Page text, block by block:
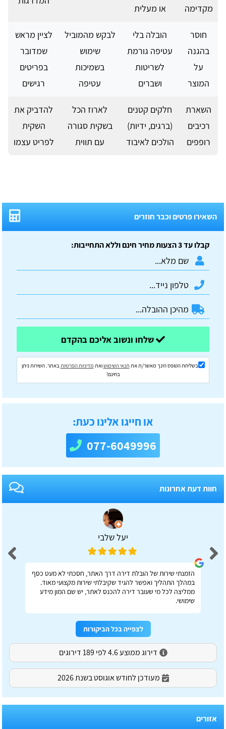
מקדימה או מעלית
חוסר
בהגנה
על
המוצר
הובלה בלי
עטיפה גורמת
לשריטות
ושברים
לבקש מהמוביל
שימוש
בשמיכות
עטיפה
לציין מראש
שמדובר
בפריטים
רגישים
השארת
רכיבים
רופפים
חלקים קטנים
(ברגים, ידיות)
הולכים לאיבוד
לארוז הכל
בשקית סגורה
עם תווית
להדביק את
השקית
לפריט עצמו
השאירו פרטים וכבר חוזרים
קבלו עד 3 הצעות מחיר חינם וללא התחייבות:
בשליחת הטופס הינך מאשר/ת את תנאי השימושואת מדיניות הפרטיותבאתר. השירות ניתן
בחינם!
או חייגו אלינו כעת:
077-6049996
חוות דעת אחרונות
יעל שלבי
הזמנתי שירות של הובלת דירה דרך האתר, חסכתי לא מעט כסף
במהלך התהליך ואפשר להגיד שקיבלתי שירות מקצועי מאוד.
ממליצה לכל מי שעובר דירה להכנס לאתר, יש שם המון מידע
שימושי.
לצפייה בכל הביקורות
דירוג ממוצע 4.6 לפי 189 דירוגים
מעודכן לחודש אוגוסט בשנת 2026
אזורים